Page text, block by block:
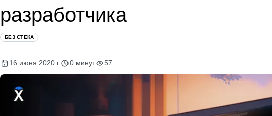
разработчика
БЕЗ СТЕКА
16 июня 2020 г. 0 минут 57